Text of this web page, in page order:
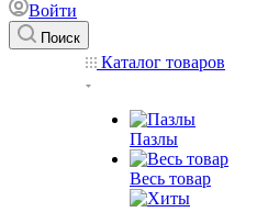
Войти
Поиск
Каталог товаров
Пазлы
Весь товар